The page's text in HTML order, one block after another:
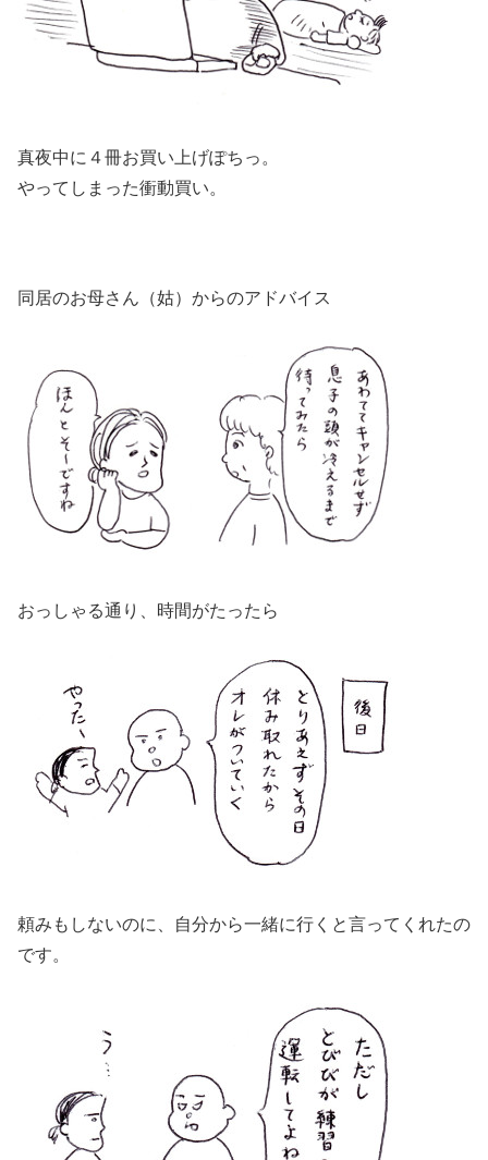
真夜中に４冊お買い上げぽちっ。
やってしまった衝動買い。
同居のお母さん（姑）からのアドバイス
おっしゃる通り、時間がたったら
頼みもしないのに、自分から一緒に行くと言ってくれたの
です。